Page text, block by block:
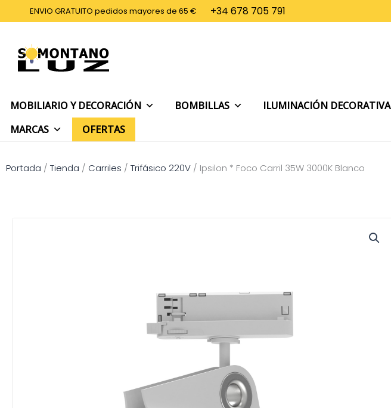
al
ENVIO GRATUITO pedidos mayores de 65 € +34 678 705 791
MOBILIARIO Y DECORACIÓN BOMBILLAS ILUMINACIÓN DECORATIVA
MARCAS
OFERTAS
Portada / Tienda / Carriles / Trifásico 220V / Ipsilon * Foco Carril 35W 3000K Blanco